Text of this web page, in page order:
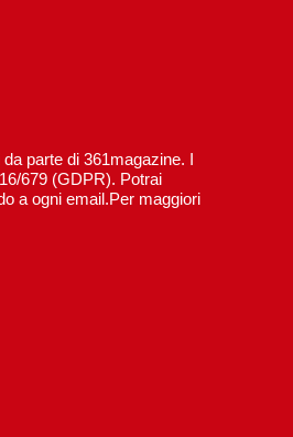
parte di 361magazine. I
679 (GDPR). Potrai
a ogni email.Per maggiori